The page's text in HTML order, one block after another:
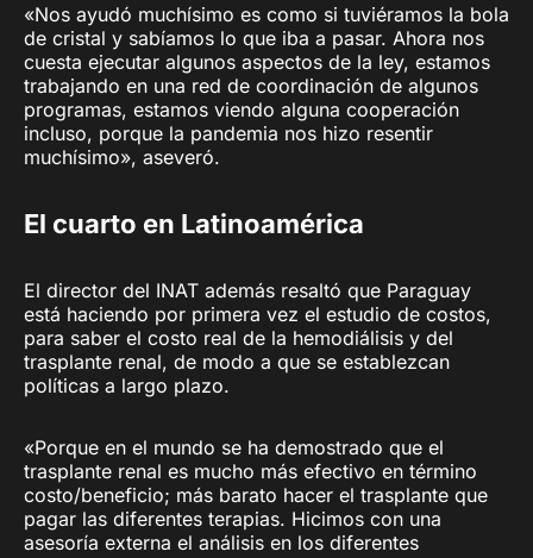
«Nos ayudó muchísimo es como si tuviéramos la bola
de cristal y sabíamos lo que iba a pasar. Ahora nos
cuesta ejecutar algunos aspectos de la ley, estamos
trabajando en una red de coordinación de algunos
programas, estamos viendo alguna cooperación
incluso, porque la pandemia nos hizo resentir
muchísimo», aseveró.
El cuarto en Latinoamérica
El director del INAT además resaltó que Paraguay
está haciendo por primera vez el estudio de costos,
para saber el costo real de la hemodiálisis y del
trasplante renal, de modo a que se establezcan
políticas a largo plazo.
«Porque en el mundo se ha demostrado que el
trasplante renal es mucho más efectivo en término
costo/beneficio; más barato hacer el trasplante que
pagar las diferentes terapias. Hicimos con una
asesoría externa el análisis en los diferentes